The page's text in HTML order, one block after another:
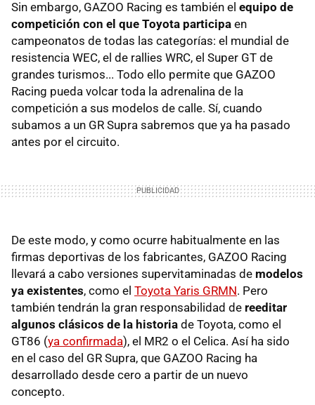
Sin embargo, GAZOO Racing es también el equipo de
competición con el que Toyota participa en
campeonatos de todas las categorías: el mundial de
resistencia WEC, el de rallies WRC, el Super GT de
grandes turismos... Todo ello permite que GAZOO
Racing pueda volcar toda la adrenalina de la
competición a sus modelos de calle. Sí, cuando
subamos a un GR Supra sabremos que ya ha pasado
antes por el circuito.
De este modo, y como ocurre habitualmente en las
firmas deportivas de los fabricantes, GAZOO Racing
llevará a cabo versiones supervitaminadas de modelos
ya existentes, como el Toyota Yaris GRMN. Pero
también tendrán la gran responsabilidad de reeditar
algunos clásicos de la historia de Toyota, como el
GT86 (ya confirmada), el MR2 o el Celica. Así ha sido
en el caso del GR Supra, que GAZOO Racing ha
desarrollado desde cero a partir de un nuevo
concepto.